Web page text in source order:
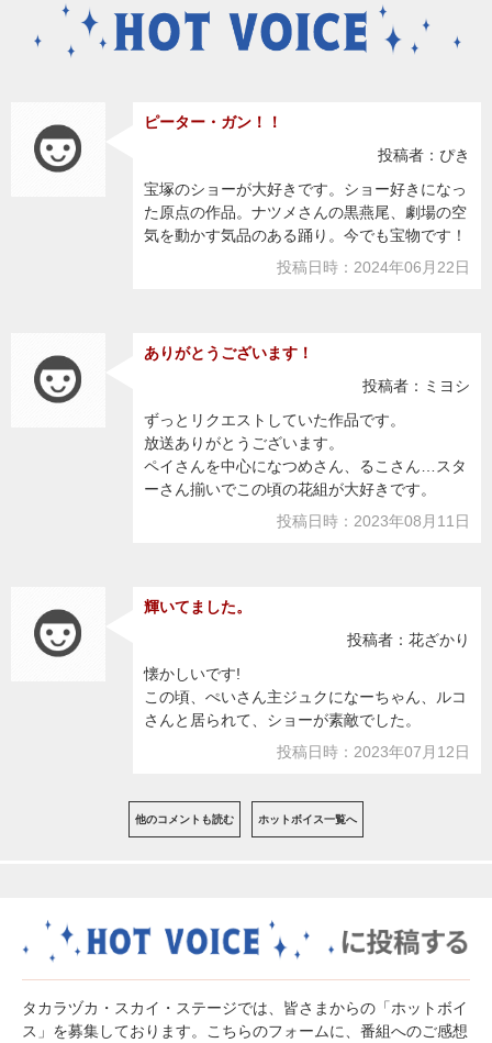
ピーター・ガン！！
投稿者：ぴき
宝塚のショーが大好きです。ショー好きになっ
た原点の作品。ナツメさんの黒燕尾、劇場の空
気を動かす気品のある踊り。今でも宝物です！
投稿日時：2024年06月22日
ありがとうございます！
投稿者：ミヨシ
ずっとリクエストしていた作品です。
放送ありがとうございます。
ペイさんを中心になつめさん、るこさん…スタ
ーさん揃いでこの頃の花組が大好きです。
投稿日時：2023年08月11日
輝いてました。
投稿者：花ざかり
懐かしいです!
この頃、ぺいさん主ジュクになーちゃん、ルコ
さんと居られて、ショーが素敵でした。
投稿日時：2023年07月12日
他のコメントも読む ホットボイス一覧へ
タカラヅカ・スカイ・ステージでは、皆さまからの「ホットボイ
ス」を募集しております。こちらのフォームに、番組へのご感想